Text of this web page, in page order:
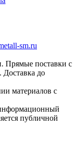
sm.ru
Прямые поставки с
Доставка до
материалов с
публичной